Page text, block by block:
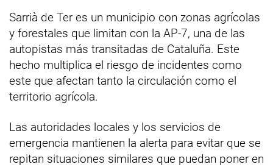
Sarrià de Ter es un municipio con zonas agrícolas
y forestales que limitan con la AP-7, una de las
autopistas más transitadas de Cataluña. Este
hecho multiplica el riesgo de incidentes como
este que afectan tanto la circulación como el
territorio agrícola.
Las autoridades locales y los servicios de
emergencia mantienen la alerta para evitar que se
repitan situaciones similares que puedan poner en